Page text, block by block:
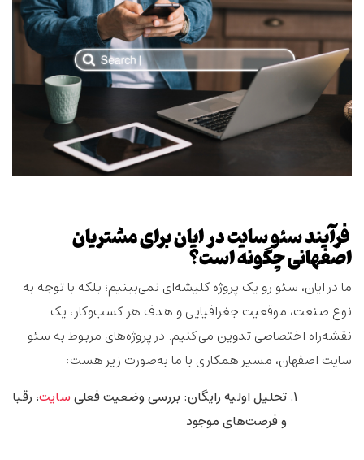
فرآیند سئو سایت در ایان برای مشتریان
اصفهانی چگونه است؟
ما در ایان، سئو رو یک پروژه کلیشه‌ای نمی‌بینیم؛ بلکه با توجه به
نوع صنعت، موقعیت جغرافیایی و هدف هر کسب‌وکار، یک
نقشه‌راه اختصاصی تدوین می‌کنیم. در پروژه‌های مربوط به سئو
سایت اصفهان، مسیر همکاری با ما به‌صورت زیر هست:
تحلیل اولیه رایگان: بررسی وضعیت فعلیسایت، رقبا
و فرصت‌های موجود